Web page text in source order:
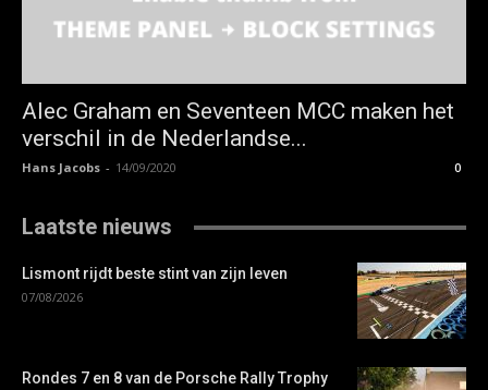
Alec Graham en Seventeen MCC maken het
verschil in de Nederlandse...
Hans Jacobs - 14/09/2020 0
Laatste nieuws
Lismont rijdt beste stint van zijn leven
07/08/2026
Rondes 7 en 8 van de Porsche Rally Trophy